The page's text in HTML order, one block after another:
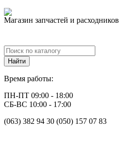
Магазин запчастей и расходников
Время работы:
ПН-ПТ 09:00 - 18:00
СБ-ВС 10:00 - 17:00
(063) 382 94 30 (050) 157 07 83